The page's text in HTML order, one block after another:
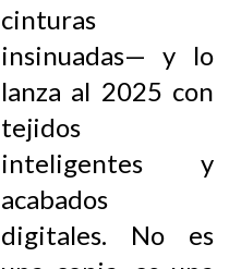
cinturas
insinuadas— y lo
lanza al 2025 con
tejidos
inteligentes y
acabados
digitales. No es